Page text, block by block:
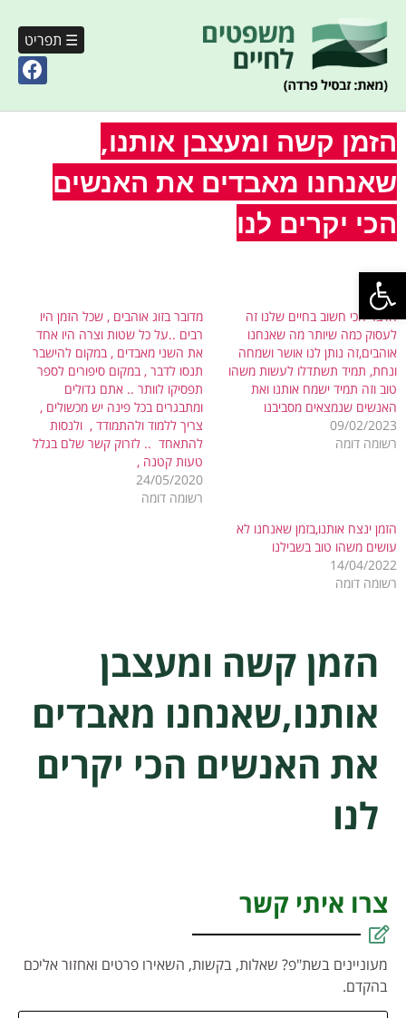
פתח סרגל נגישות
☰ תפריט
הזמן קשה ומעצבן אותנו,
שאנחנו מאבדים את האנשים
הכי יקרים לנו
קשור
הדבר הכי חשוב בחיים שלנו זה
לעסוק כמה שיותר מה שאנחנו
אוהבים,זה נותן לנו אושר ושמחה
ונחת, תמיד תשתדלו לעשות משהו
טוב וזה תמיד ישמח אותנו ואת
האנשים שנמצאים מסביבנו
09/02/2023
רשומה דומה
מדובר בזוג אוהבים , שכל הזמן היו
רבים ..על כל שטות וצרה היו אחד
את השני מאבדים , במקום להישבר
תנסו לדבר , במקום סיפורים לספר
תפסיקו לוותר .. אתם גדולים
ומתבגרים בכל פינה יש מכשולים ,
צריך ללמוד ולהתמודד , ולנסות
להתאחד .. לזרוק קשר שלם בגלל
טעות קטנה ,
24/05/2020
רשומה דומה
הזמן ינצח אותנו,בזמן שאנחנו לא
עושים משהו טוב בשבילנו
14/04/2022
רשומה דומה
הזמן קשה ומעצבן
אותנו,שאנחנו מאבדים
את האנשים הכי יקרים
לנו
צרו איתי קשר
מעוניינים בשת"פ? שאלות, בקשות, השאירו פרטים ואחזור אליכם
בהקדם.